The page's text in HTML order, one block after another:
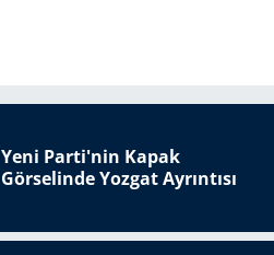
Yeni Parti'nin Kapak
Görselinde Yozgat Ayrıntısı